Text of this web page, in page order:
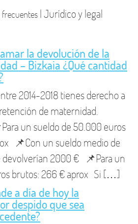
| Jurídico y legal
la devolución de la
– Bizkaia ¿Qué cantidad
2014-2018 tienes derecho a
de maternidad.
un sueldo de 50.000 euros
📌Con un sueldo medio de
2000 € 📌Para un
brutos: 266 € aprox Si […]
a día de hoy la
despido que sea